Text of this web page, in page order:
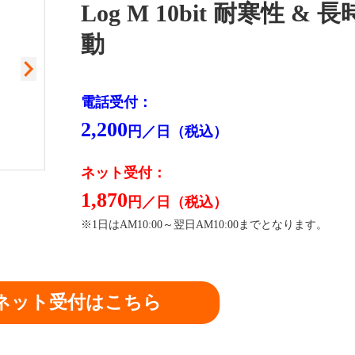
Log M 10bit 耐寒性 & 長
動
電話受付：
2,200 円／日（税込）
ネット受付：
1,870 円／日（税込）
※1日はAM10:00～翌日AM10:00までとなります。
ット受付はこちら